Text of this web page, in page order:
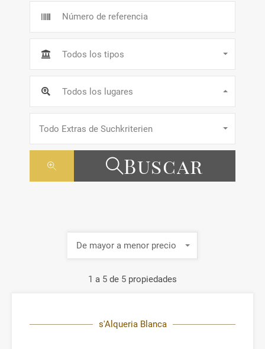
Todos los tipos
Todos los lugares
Todo Extras de Suchkriterien
Buscar
1 a 5 de 5 propiedades
De mayor a menor precio
s'Alqueria Blanca